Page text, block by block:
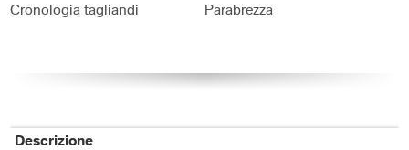
Cronologia tagliandi Parabrezza
Descrizione